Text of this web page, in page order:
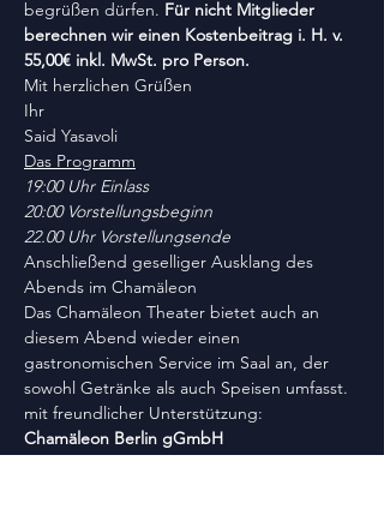
begrüßen dürfen. Für nicht Mitglieder
berechnen wir einen Kostenbeitrag i. H. v.
55,00€ inkl. MwSt. pro Person.
Mit herzlichen Grüßen
Ihr
Said Yasavoli
Das Programm
19:00 Uhr Einlass
20:00 Vorstellungsbeginn
22.00 Uhr Vorstellungsende
Anschließend geselliger Ausklang des
Abends im Chamäleon
Das Chamäleon Theater bietet auch an
diesem Abend wieder einen
gastronomischen Service im Saal an, der
sowohl Getränke als auch Speisen umfasst.
mit freundlicher Unterstützung:
Chamäleon Berlin gGmbH